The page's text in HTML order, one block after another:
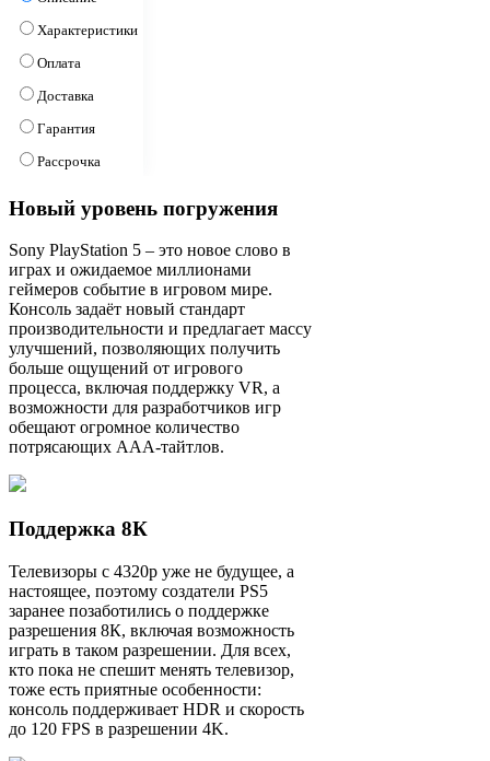
Характеристики
Оплата
Доставка
Гарантия
Рассрочка
Новый уровень погружения
Sony PlayStation 5 – это новое слово в
играх и ожидаемое миллионами
геймеров событие в игровом мире.
Консоль задаёт новый стандарт
производительности и предлагает массу
улучшений, позволяющих получить
больше ощущений от игрового
процесса, включая поддержку VR, а
возможности для разработчиков игр
обещают огромное количество
потрясающих ААА-тайтлов.
Поддержка 8К
Телевизоры с 4320р уже не будущее, а
настоящее, поэтому создатели PS5
заранее позаботились о поддержке
разрешения 8К, включая возможность
играть в таком разрешении. Для всех,
кто пока не спешит менять телевизор,
тоже есть приятные особенности:
консоль поддерживает HDR и скорость
до 120 FPS в разрешении 4K.